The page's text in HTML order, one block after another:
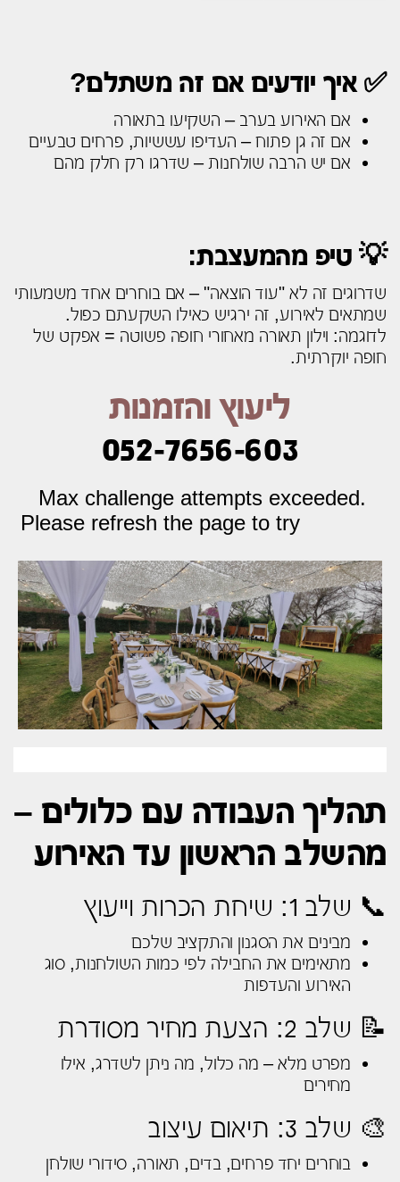
✅ איך יודעים אם זה משתלם?
אם האירוע בערב – השקיעו בתאורה
אם זה גן פתוח – העדיפו עששיות, פרחים טבעיים
אם יש הרבה שולחנות – שדרגו רק חלק מהם
💡 טיפ מהמעצבת:
שדרוגים זה לא "עוד הוצאה" – אם בוחרים אחד משמעותי
שמתאים לאירוע, זה ירגיש כאילו השקעתם כפול.
לדוגמה: וילון תאורה מאחורי חופה פשוטה = אפקט של
חופה יוקרתית.
ליעוץ והזמנות
052-7656-603
תהליך העבודה עם כלולים –
מהשלב הראשון עד האירוע
📞 שלב 1: שיחת הכרות וייעוץ
מבינים את הסגנון והתקציב שלכם
מתאימים את החבילה לפי כמות השולחנות, סוג
האירוע והעדפות
📝 שלב 2: הצעת מחיר מסודרת
מפרט מלא – מה כלול, מה ניתן לשדרג, אילו
מחירים
🎨 שלב 3: תיאום עיצוב
בוחרים יחד פרחים, בדים, תאורה, סידורי שולחן